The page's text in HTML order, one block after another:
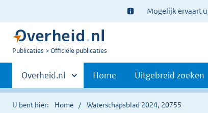
Ter
informatie:
Mogelijk ervaart
U
Publicaties Officiële publicaties
Primaire
navigatie
Andere
sites
binnen
Overheid.nl Home Uitgebreid zoeken
U bent hier: Home Waterschapsblad 2024, 20755